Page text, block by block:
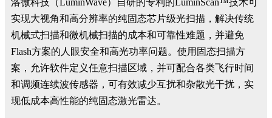
洛微科技（LuminWave）自研的专利的LuminScan™技术可
实现大视角和高分辨率的纯固态芯片级光扫描，解决传统
机械式扫描和微机械扫描的成本和可靠性难题，并避免
Flash方案的人眼安全和高光功率问题。使用固态扫描方
案，允许软件定义任意扫描区域，并可配合各类飞行时间
和调频连续波传感器，可有效减少互扰和杂散光干扰，实
现低成本高性能的纯固态激光雷达。